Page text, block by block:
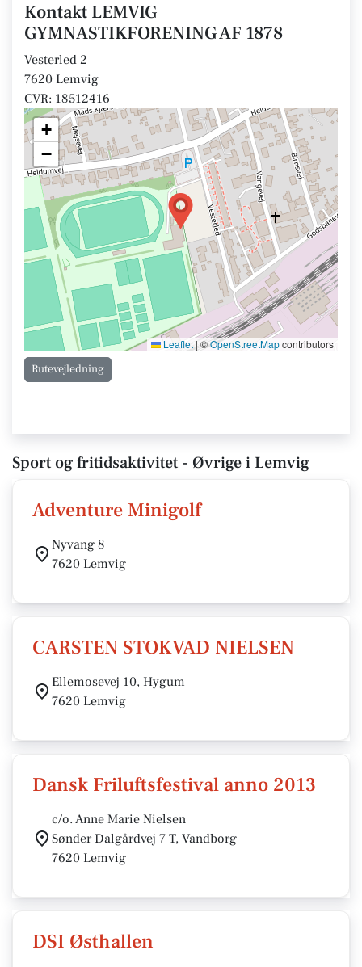
Kontakt LEMVIG
GYMNASTIKFORENING AF 1878
Vesterled 2
7620 Lemvig
CVR: 18512416
+
−
Leaflet|©OpenStreetMapcontributors
Rutevejledning
Sport og fritidsaktivitet - Øvrige i Lemvig
Adventure Minigolf
Nyvang 8
7620 Lemvig
CARSTEN STOKVAD NIELSEN
Ellemosevej 10, Hygum
7620 Lemvig
Dansk Friluftsfestival anno 2013
c/o. Anne Marie Nielsen
Sønder Dalgårdvej 7 T, Vandborg
7620 Lemvig
DSI Østhallen